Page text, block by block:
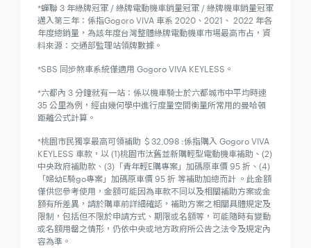
*蟬聯 3 年綠牌冠軍 / 綠牌電動機車銷量冠軍 / 綠牌機車銷量冠軍
邁入第三年：係指Gogoro VIVA 車系 2020、2021、 2022 年各
年度總銷量，為該年度台灣整體綠牌電動機車市場最高市占，資
料來源：交通部監理站領牌數據。
*SBS 同步煞車系統僅適用 Gogoro VIVA KEYLESS。
*六都內 3 分鐘就有一站：係以機車騎士於六都城市中平均時速
35 公里為例，經由幾何學中進行度量空間衡量所常用的曼哈頓
距離公式計算。
*桃園市民獨享最高可領補助 ＄32,098 :係指購入 Gogoro VIVA
KEYLESS 車款，以 (1)桃園市汰舊並新購輕型電動機車補助、(2)
中央政府補助款、(3)「青年輕E購專案」加碼原車價 95 折、(4)
「婦幼E騎go專案」加碼原車價 95 折 等補助加總而計 。此金額
僅供您參考使用，金額可能因為車款不同以及相關補助方案或金
額有所差異，請於購車前詳細確認，補助方案之相關具體規定及
限制，包括但不限於申請方式、期限或名額等，可能隨時有變動
或名額用罄之情形，仍依中央或地方政府所公告之法令及規定內
容為準。